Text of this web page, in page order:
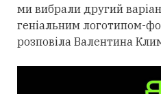
ми вибрали другий
геніальним логотипом-
розповіла Валентина